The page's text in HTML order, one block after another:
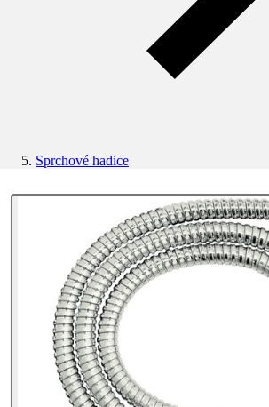
Sprchové hadice